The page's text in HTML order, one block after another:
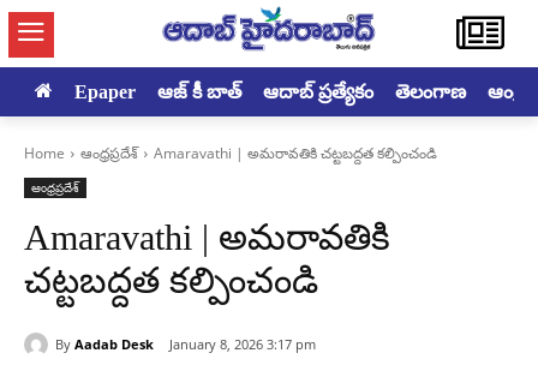
Epaper ఆజ్ కీ బాత్ ఆదాబ్ ప్రత్యేకం తెలంగాణ
Home ఆంధ్రప్రదేశ్ Amaravathi | అమరావతికి చట్టబద్దత కల్పించండి
ఆంధ్రప్రదేశ్
Amaravathi | అమరావతికి
చట్టబద్దత కల్పించండి
By Aadab Desk January 8, 2026 3:17 pm